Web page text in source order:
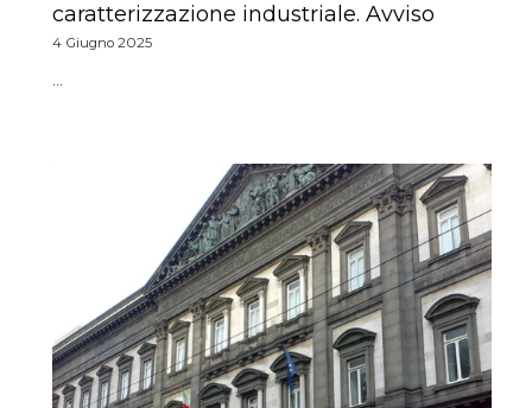
caratterizzazione industriale. Avviso
4 Giugno 2025
…